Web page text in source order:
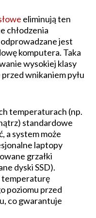
eliminują ten
chłodzenia
jest
komputera. Taka
wysokiej klasy
wnikaniem pyłu
temperaturach (np.
standardowe
a system może
laptopy
grzałki
dyski SSD).
temperaturę
poziomu przed
co gwarantuje